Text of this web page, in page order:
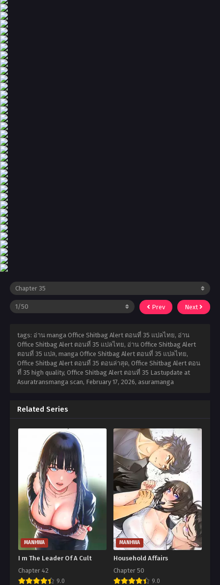
Prev Next
tags: อ่าน manga Office Shitbag Alert ตอนที่ 35 แปลไทย, อ่าน
Office Shitbag Alert ตอนที่ 35 แปลไทย, อ่าน Office Shitbag Alert
ตอนที่ 35 แปล, manga Office Shitbag Alert ตอนที่ 35 แปลไทย,
Office Shitbag Alert ตอนที่ 35 ตอนล่าสุด, Office Shitbag Alert ตอน
ที่ 35 high quality, Office Shitbag Alert ตอนที่ 35 Lastupdate at
Asuratransmanga scan, February 17, 2026, asuramanga
Related Series
MANHWA
I m The Leader Of A Cult
Chapter 42
9.0
MANHWA
Household Affairs
Chapter 50
9.0